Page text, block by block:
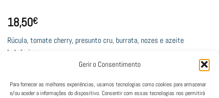
Gerir o Consentimento
Para fornecer as melhores experiências, usamos tecnologias como cookies para armazenar
e/ou aceder a informações do dispositivo. Consentir com essas tecnologias nos permitirá
18,50€
Rúcula, tomate cherry, presunto cru, burrata, nozes e azeite
balsâmico